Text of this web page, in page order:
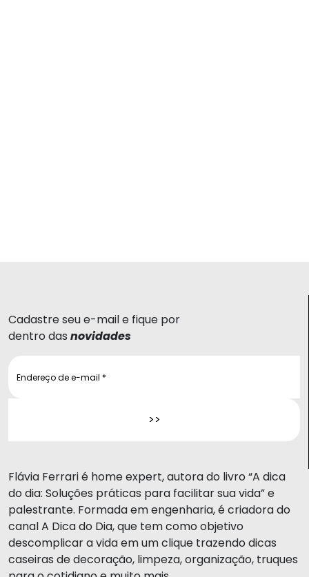
Cadastre seu e-mail e fique por
dentro das novidades
Flávia Ferrari é home expert, autora do livro “A dica
do dia: Soluções práticas para facilitar sua vida” e
palestrante. Formada em engenharia, é criadora do
canal A Dica do Dia, que tem como objetivo
descomplicar a vida em um clique trazendo dicas
caseiras de decoração, limpeza, organização, truques